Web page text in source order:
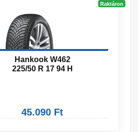
Raktáron
Hankook W462
225/50 R 17 94 H
45.090 Ft